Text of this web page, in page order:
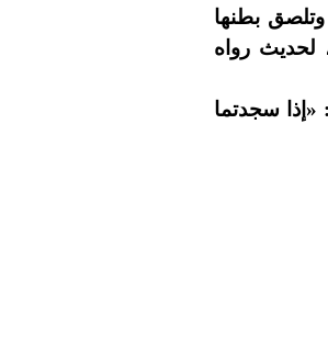
بطنها
لحديث رواه
«إذا سجدتما